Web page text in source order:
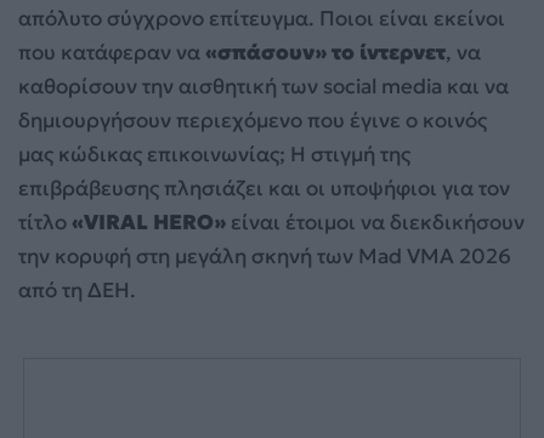
απόλυτο σύγχρονο επίτευγμα. Ποιοι είναι εκείνοι
που κατάφεραν να«σπάσουν» το ίντερνετ, να
καθορίσουν την αισθητική των social media και να
δημιουργήσουν περιεχόμενο που έγινε ο κοινός
μας κώδικας επικοινωνίας; Η στιγμή της
επιβράβευσης πλησιάζει και οι υποψήφιοι για τον
τίτλο«VIRAL HERO» είναι έτοιμοι να διεκδικήσουν
την κορυφή στη μεγάλη σκηνή των Mad VMA 2026
από τη ΔΕΗ.